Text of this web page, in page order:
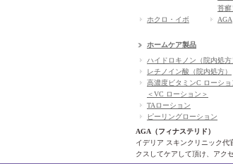
苔癬
ホクロ・イボ
AGA
ホームケア製品
ハイドロキノン（院内処方
レチノイン酸（院内処方）
高濃度ビタミンC ローショ
＜VC ローション＞
TAローション
ピーリングローション
AGA（フィナステリド）
イデリア スキンクリニック
クスしてケアして頂け、アク